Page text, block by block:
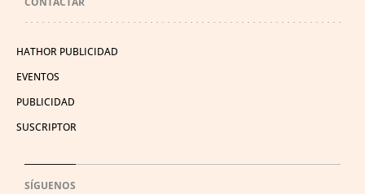
HATHOR PUBLICIDAD
EVENTOS
PUBLICIDAD
SUSCRIPTOR
SÍGUENOS